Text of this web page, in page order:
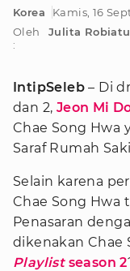
Korea
Kamis, 16
Oleh
:
Julita
IntipSeleb – Di
dan 2, Jeon Mi
Chae Song Hwa
Saraf Rumah
Selain karena
Chae Song
Penasaran
dikenakan Chae
Playlistseason 2